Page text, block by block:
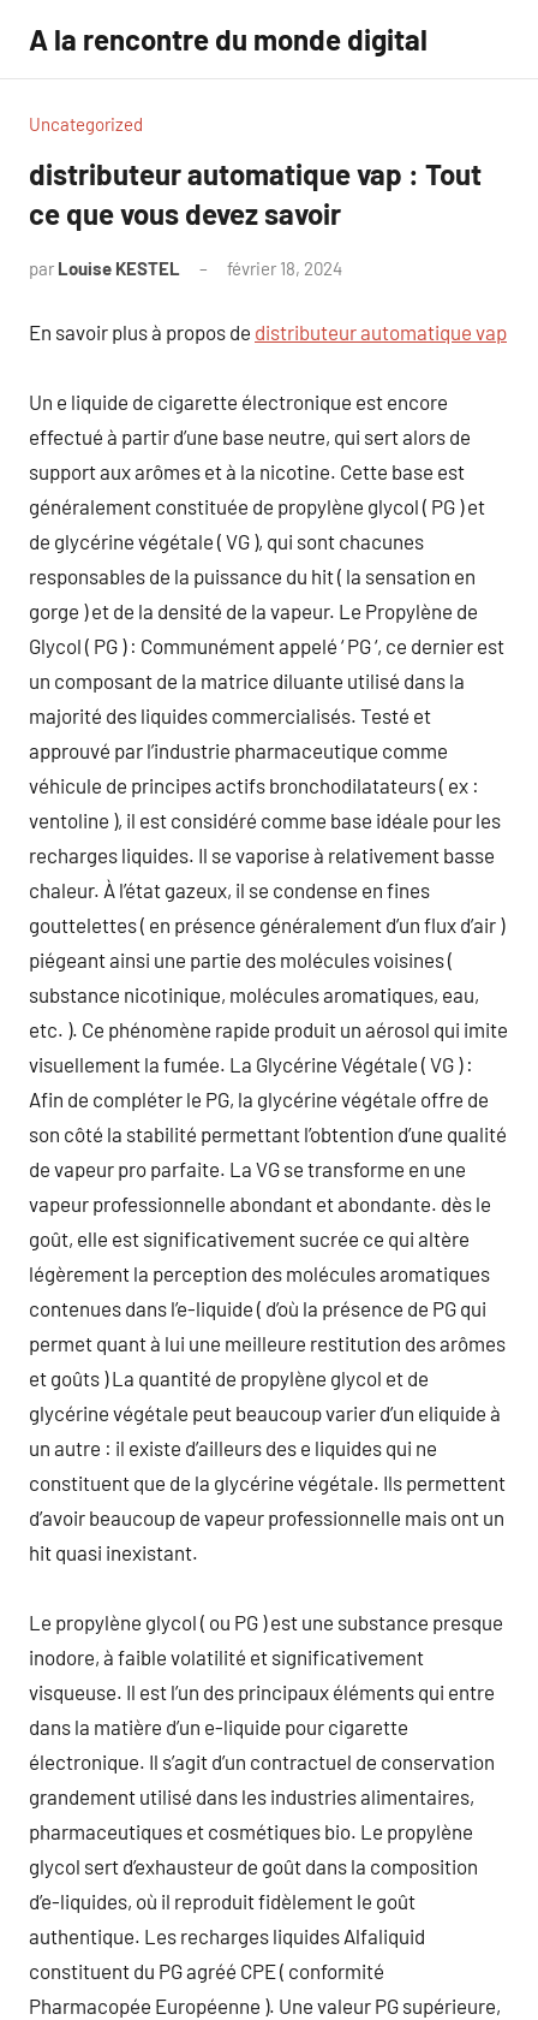
contenu
A la rencontre du monde digital
Uncategorized
distributeur automatique vap : Tout
ce que vous devez savoir
par Louise KESTEL février 18, 2024
En savoir plus à propos de distributeur automatique vap
Un e liquide de cigarette électronique est encore
effectué à partir d’une base neutre, qui sert alors de
support aux arômes et à la nicotine. Cette base est
généralement constituée de propylène glycol ( PG ) et
de glycérine végétale ( VG ), qui sont chacunes
responsables de la puissance du hit ( la sensation en
gorge ) et de la densité de la vapeur. Le Propylène de
Glycol ( PG ) : Communément appelé ‘ PG ‘, ce dernier est
un composant de la matrice diluante utilisé dans la
majorité des liquides commercialisés. Testé et
approuvé par l’industrie pharmaceutique comme
véhicule de principes actifs bronchodilatateurs ( ex :
ventoline ), il est considéré comme base idéale pour les
recharges liquides. Il se vaporise à relativement basse
chaleur. À l’état gazeux, il se condense en fines
gouttelettes ( en présence généralement d’un flux d’air )
piégeant ainsi une partie des molécules voisines (
substance nicotinique, molécules aromatiques, eau,
etc. ). Ce phénomène rapide produit un aérosol qui imite
visuellement la fumée. La Glycérine Végétale ( VG ) :
Afin de compléter le PG, la glycérine végétale offre de
son côté la stabilité permettant l’obtention d’une qualité
de vapeur pro parfaite. La VG se transforme en une
vapeur professionnelle abondant et abondante. dès le
goût, elle est significativement sucrée ce qui altère
légèrement la perception des molécules aromatiques
contenues dans l’e-liquide ( d’où la présence de PG qui
permet quant à lui une meilleure restitution des arômes
et goûts ) La quantité de propylène glycol et de
glycérine végétale peut beaucoup varier d’un eliquide à
un autre : il existe d’ailleurs des e liquides qui ne
constituent que de la glycérine végétale. Ils permettent
d’avoir beaucoup de vapeur professionnelle mais ont un
hit quasi inexistant.
Le propylène glycol ( ou PG ) est une substance presque
inodore, à faible volatilité et significativement
visqueuse. Il est l’un des principaux éléments qui entre
dans la matière d’un e-liquide pour cigarette
électronique. Il s’agit d’un contractuel de conservation
grandement utilisé dans les industries alimentaires,
pharmaceutiques et cosmétiques bio. Le propylène
glycol sert d’exhausteur de goût dans la composition
d’e-liquides, où il reproduit fidèlement le goût
authentique. Les recharges liquides Alfaliquid
constituent du PG agréé CPE ( conformité
Pharmacopée Européenne ). Une valeur PG supérieure,